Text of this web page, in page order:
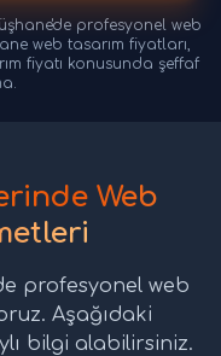
profesyonel web
web tasarım fiyatları,
fiyatı konusunda şeffaf
Web
profesyonel web
Aşağıdaki
bilgi alabilirsiniz.